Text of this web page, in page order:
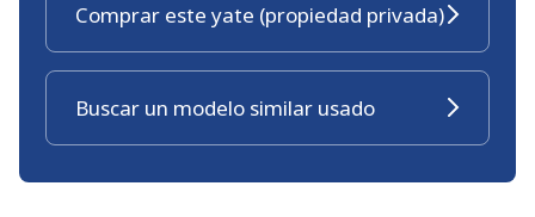
Comprar este yate (propiedad privada)
Buscar un modelo similar usado